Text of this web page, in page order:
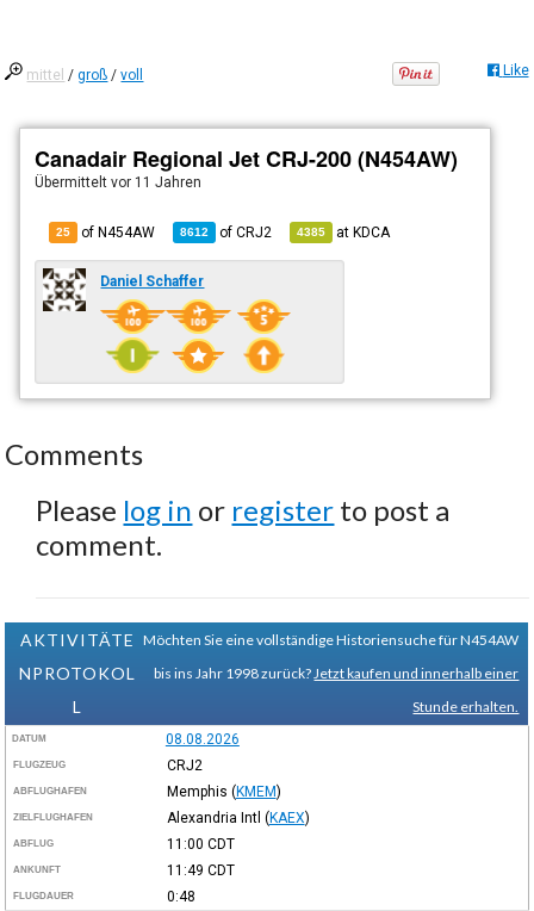
mittel /groß /voll Like
Canadair Regional Jet CRJ-200 (N454AW)
Übermitteltvor 11 Jahren
25 of N454AW 8612 ofCRJ2 4385 atKDCA
Daniel Schaffer
Comments
Please log in or register to post a
comment.
AKTIVITÄTE
NPROTOKOL
L
Möchten Sie eine vollständige Historiensuche für N454AW
bis ins Jahr 1998 zurück? Jetzt kaufen und innerhalb einer
Stunde erhalten.
DATUM 08.08.2026
FLUGZEUG CRJ2
ABFLUGHAFEN Memphis (KMEM)
ZIELFLUGHAFEN Alexandria Intl (KAEX)
ABFLUG 11:00 CDT
ANKUNFT 11:49 CDT
FLUGDAUER 0:48